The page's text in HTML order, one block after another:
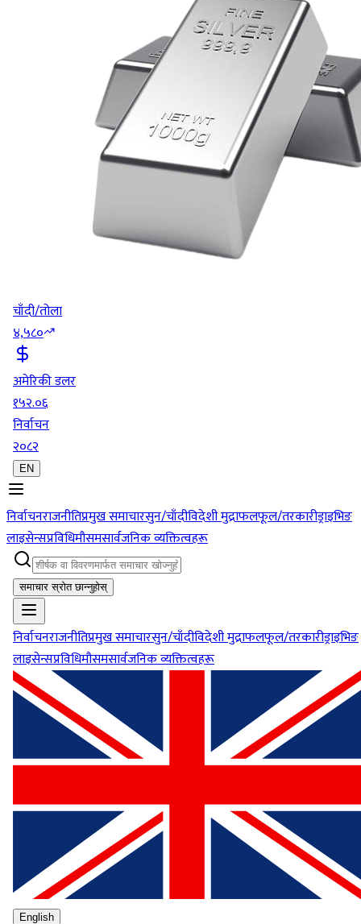
चाँदी/तोला
४,५८०
अमेरिकी डलर
१५२.०६
निर्वाचन
२०८२
EN
निर्वाचनराजनीतिप्रमुख समाचारसुन/चाँदीविदेशी मुद्राफलफूल/तरकारीड्राइभिङ
लाइसेन्सप्रविधिमौसमसार्वजनिक व्यक्तित्वहरू
समाचार स्रोत छान्नुहोस्
निर्वाचनराजनीतिप्रमुख समाचारसुन/चाँदीविदेशी मुद्राफलफूल/तरकारीड्राइभिङ
लाइसेन्सप्रविधिमौसमसार्वजनिक व्यक्तित्वहरू
English